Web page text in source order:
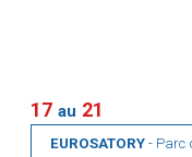
17 au 21
EUROSATORY - Parc